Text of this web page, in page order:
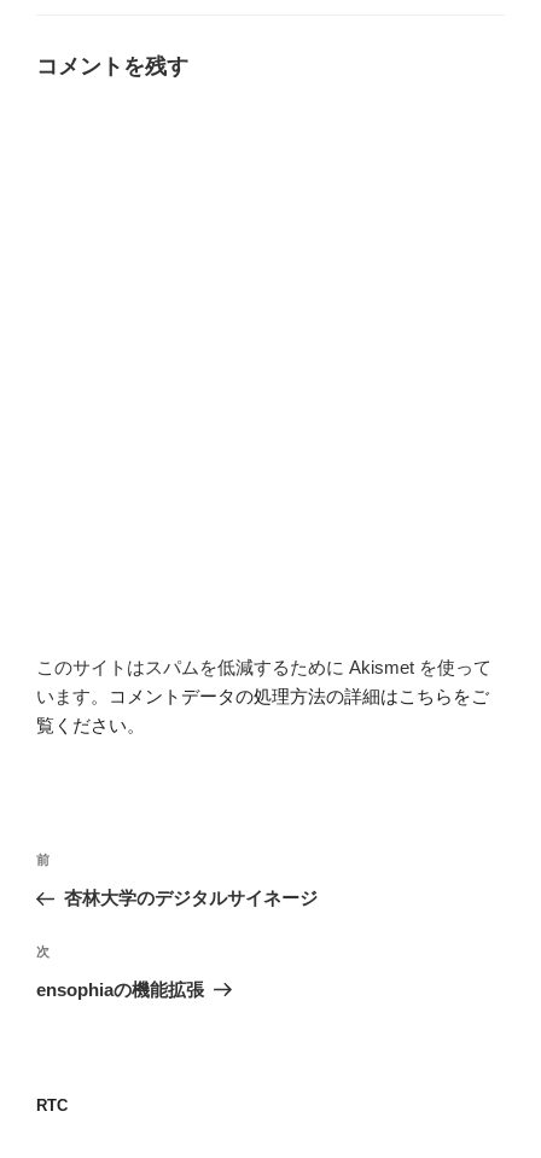
コメントを残す
このサイトはスパムを低減するために Akismet を使って
います。
コメントデータの処理方法の詳細はこちらをご
覧ください。
投
ナ
ビ
ゲ
ン
前
の
稿
前
杏林大学のデジタルサイネージ
次
の
次
ensophiaの機能拡張
RTC